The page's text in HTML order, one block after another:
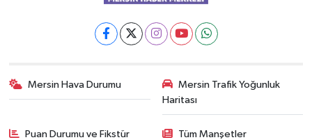
Mersin Hava Durumu
Mersin Trafik Yoğunluk
Haritası
Puan Durumu ve Fikstür Tüm Manşetler